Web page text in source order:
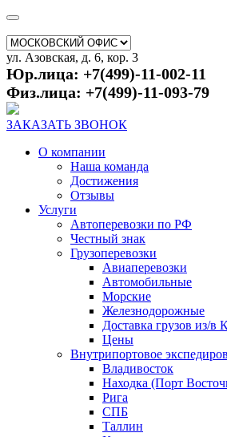
ул. Азовская, д. 6, кор. 3
Юр.лица: +7(499)-11-002-11
Физ.лица: +7(499)-11-093-79
ЗАКАЗАТЬ ЗВОНОК
О компании
Наша команда
Достижения
Отзывы
Услуги
Автоперевозки по РФ
Честный знак
Грузоперевозки
Авиаперевозки
Автомобильные
Морские
Железнодорожные
Доставка грузов из/в
Цены
Внутрипортовое
Владивосток
Находка (Порт
Рига
СПБ
Таллин